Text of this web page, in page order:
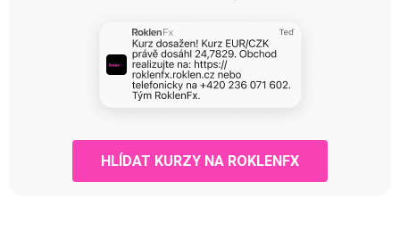
HLÍDAT KURZY NA ROKLENFX